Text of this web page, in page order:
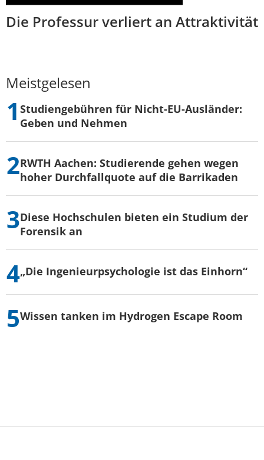
Die Professur verliert an Attraktivität
Meistgelesen
Studiengebühren für Nicht-EU-Ausländer:
Geben und Nehmen
RWTH Aachen: Studierende gehen wegen
hoher Durchfallquote auf die Barrikaden
Diese Hochschulen bieten ein Studium der
Forensik an
„Die Ingenieurpsychologie ist das Einhorn“
Wissen tanken im Hydrogen Escape Room